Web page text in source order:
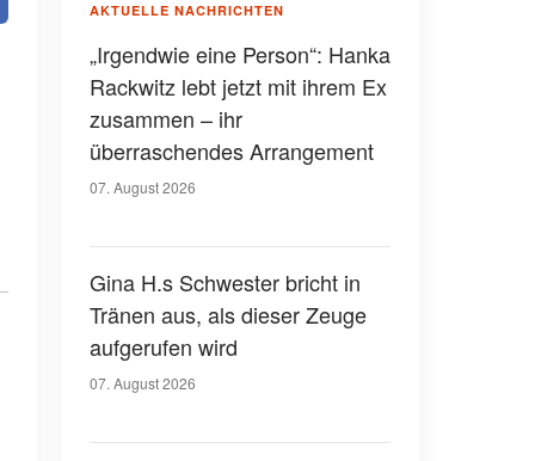
AKTUELLE NACHRICHTEN
„Irgendwie eine Person“: Hanka
Rackwitz lebt jetzt mit ihrem Ex
zusammen – ihr
überraschendes Arrangement
07. August 2026
Gina H.s Schwester bricht in
Tränen aus, als dieser Zeuge
aufgerufen wird
07. August 2026